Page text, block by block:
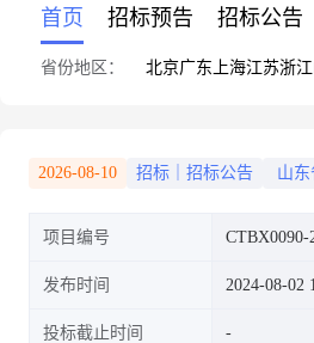
首页 招标预告 招标公告
省份地区： 北京广东 上海江苏浙江
2026-08-10 招标｜招标公告 山东
项目编号 CTBX0090-
发布时间 2024-08-02
投标截止时间